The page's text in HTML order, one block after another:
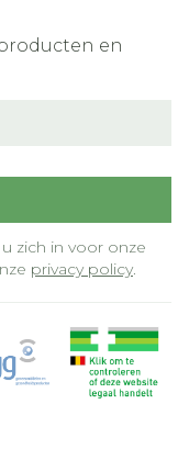
en
zich in voor onze
privacy policy.